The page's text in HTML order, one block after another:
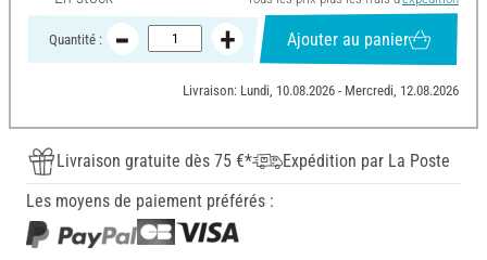
Quantité : Ajouter au panier
Livraison: Lundi, 10.08.2026 - Mercredi, 12.08.2026
Livraison gratuite dès 75 €*
Expédition par La Poste
Les moyens de paiement préférés :